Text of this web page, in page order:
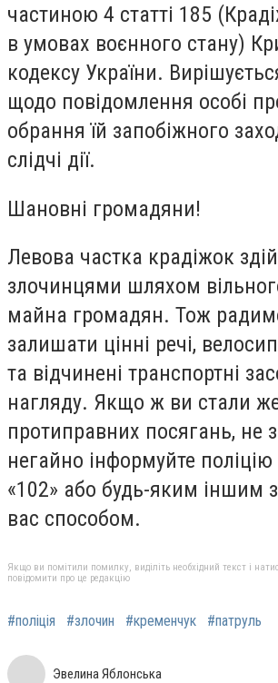
частиною 4 статті 185
в умовах воєнного стану)
кодексу України.
щодо повідомлення особі
обрання їй запобіжного
слідчі дії.
Шановні громадяни!
Левова частка крадіжок
злочинцями шляхом
майна громадян. Тож
залишати цінні речі,
та відчинені транспортні
нагляду. Якщо ж ви стали
протиправних посягань, не
негайно інформуйте
«102» або будь-яким іншим
вас способом.
Якщо ви помітили помилку, виділіть необхідний текст і
повідомити про це редакцію
#поліція #злочин #кременчук #патруль
Эвелина Яблонська